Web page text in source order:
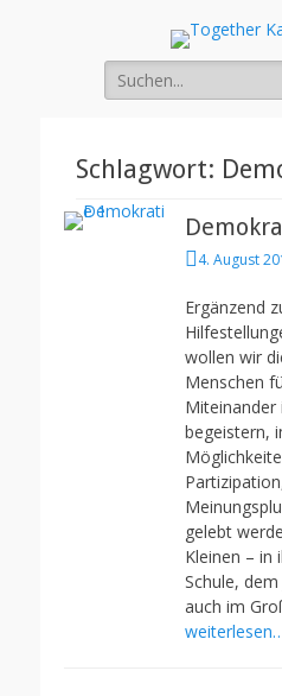
Integration von jungen
Suche
nach:
Schlagwort:
Posted
4. August
Ergänzend
wollen wir
Menschen
Miteinander
begeistern,
gelebt
Kleinen – in
Schule,
auch im